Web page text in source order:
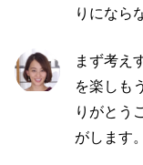
りになら
まず考え
を楽しも
りがとう
がします。